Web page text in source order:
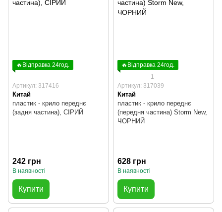
🔥Відправка 24год.
Артикул: 317416
Китай
пластик - крило переднє
(задня частина), СІРИЙ
242 грн
В наявності
Купити
🔥Відправка 24год.
1
Артикул: 317039
Китай
пластик - крило переднє
(передня частина) Storm New,
ЧОРНИЙ
628 грн
В наявності
Купити